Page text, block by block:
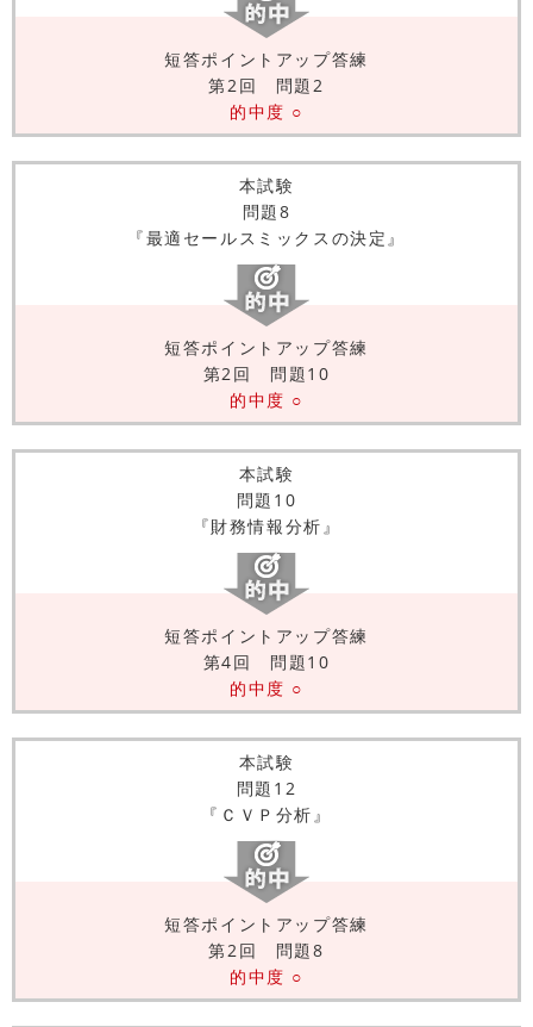
短答ポイントアップ答練
第2回 問題2
的中度 ○
本試験
問題8
『最適セールスミックスの決定』
短答ポイントアップ答練
第2回 問題10
的中度 ○
本試験
問題10
『財務情報分析』
短答ポイントアップ答練
第4回 問題10
的中度 ○
本試験
問題12
『ＣＶＰ分析』
短答ポイントアップ答練
第2回 問題8
的中度 ○